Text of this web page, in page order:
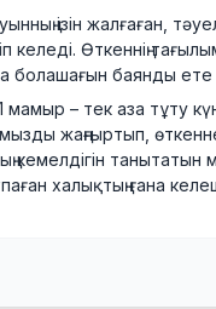
ізін жалғаған,
келеді. Өткеннің
болашағын баянды
– тек аза тұту
жаңғыртып,
кемелдігін танытатын
халықтың ғана